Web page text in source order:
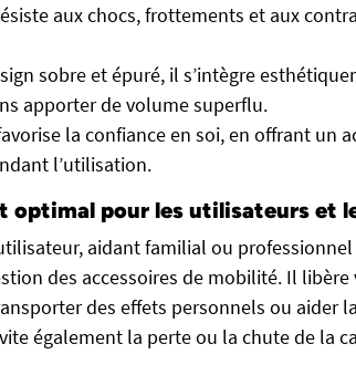
aux chocs, frottements et aux
sobre et épuré, il s’intègre
apporter de volume superflu.
la confiance en soi, en offrant un
l’utilisation.
optimal pour les utilisateurs et
aidant familial ou
des accessoires de mobilité. Il
des effets personnels ou aider
également la perte ou la chute de la